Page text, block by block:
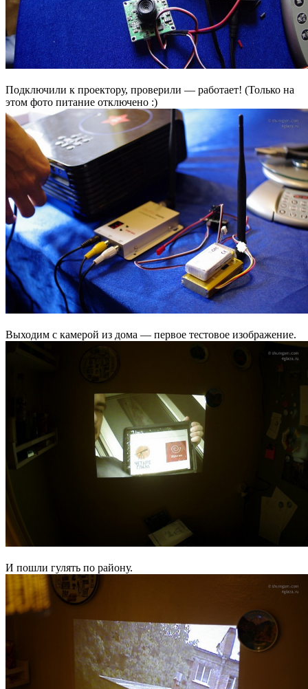
Подключили к проектору, проверили — работает! (Только на
этом фото питание отключено :)
Выходим с камерой из дома — первое тестовое изображение.
И пошли гулять по району.